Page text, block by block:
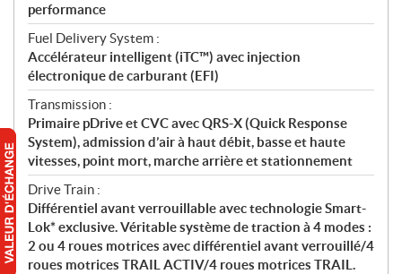
performance
Fuel Delivery System :
Accélérateur intelligent (iTC™) avec injection
électronique de carburant (EFI)
Transmission :
Primaire pDrive et CVC avec QRS-X (Quick Response
System), admission d’air à haut débit, basse et haute
vitesses, point mort, marche arrière et stationnement
Drive Train :
Différentiel avant verrouillable avec technologie Smart-
Lok* exclusive. Véritable système de traction à 4 modes :
2 ou 4 roues motrices avec différentiel avant verrouillé/4
roues motrices TRAIL ACTIV/4 roues motrices TRAIL.